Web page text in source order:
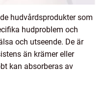
hudvårdsprodukter som
hudproblem och
och utseende. De är
än krämer eller
kan absorberas av